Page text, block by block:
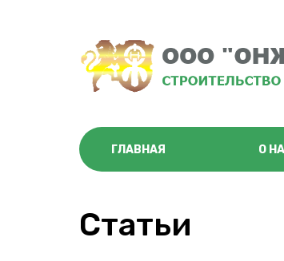
ГЛАВНАЯ О
Статьи